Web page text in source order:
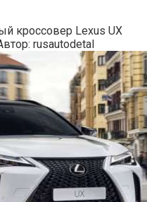
кроссовер Lexus UX
rusautodetal